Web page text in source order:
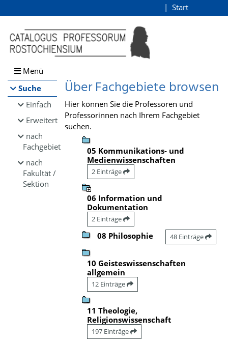
Browsen
direkt zum Inhalt
Start
Menü
Suche
Einfach
Erweitert
nach
Fachgebiet
nach
Fakultät /
Sektion
Über Fachgebiete browsen
Hier können Sie die Professoren und
Professorinnen nach Ihrem Fachgebiet
suchen.
05 Kommunikations- und
Medienwissenschaften
2 Einträge
06 Information und
Dokumentation
2 Einträge
08 Philosophie 48 Einträge
10 Geisteswissenschaften
allgemein
12 Einträge
11 Theologie,
Religionswissenschaft
197 Einträge